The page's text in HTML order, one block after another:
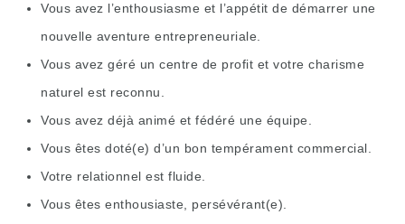
Vous avez l’enthousiasme et l’appétit de démarrer une
nouvelle aventure entrepreneuriale.
Vous avez géré un centre de profit et votre charisme
naturel est reconnu.
Vous avez déjà animé et fédéré une équipe.
Vous êtes doté(e) d’un bon tempérament commercial.
Votre relationnel est fluide.
Vous êtes enthousiaste, persévérant(e).